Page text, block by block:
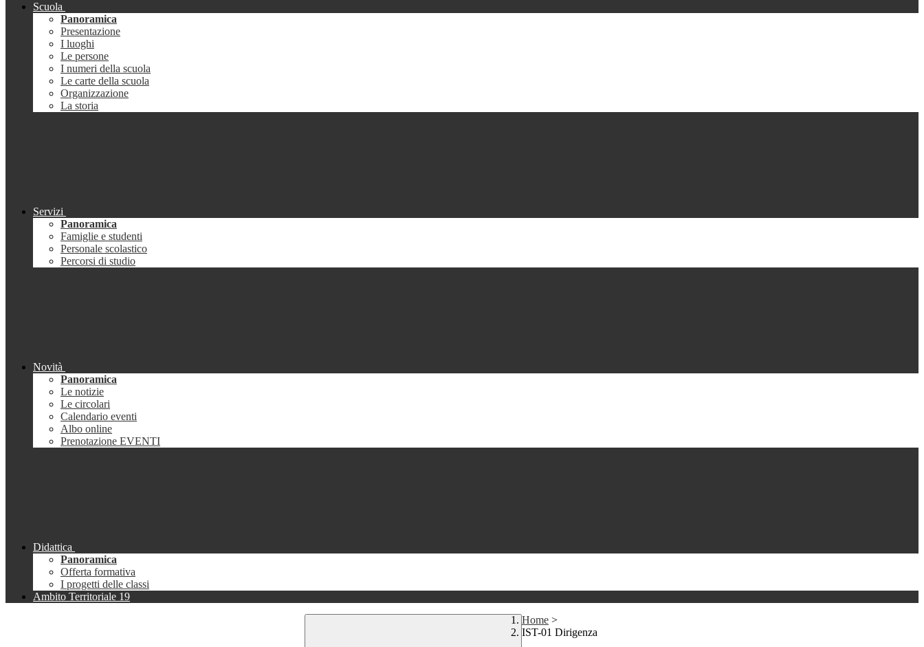
Scuola
Panoramica
Presentazione
I luoghi
Le persone
I numeri della scuola
Le carte della scuola
Organizzazione
La storia
Servizi
Panoramica
Famiglie e studenti
Personale scolastico
Percorsi di studio
Novità
Panoramica
Le notizie
Le circolari
Calendario eventi
Albo online
Prenotazione EVENTI
Didattica
Panoramica
Offerta formativa
I progetti delle classi
Ambito Territoriale 19
Home >
IST-01 Dirigenza